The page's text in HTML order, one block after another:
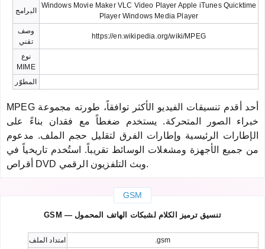
البرامج
Windows Movie Maker VLC Video Player Apple iTunes Quicktime
Player Windows Media Player
وصف
تقني
https://en.wikipedia.org/wiki/MPEG
نوع
MIME
المطوّر
MPEG أحد أقدم تنسيقات الفيديو الأكثر توافقاً، طورته مجموعة
خبراء الصور المتحركة. يستخدم ضغطاً مع فقدان بناءً على
الإطارات الرئيسية وإطارات الفرق لتقليل حجم الملف. مدعوم
من جميع الأجهزة ومشغلات الوسائط تقريباً. استُخدم تاريخياً في
أقراص DVD وبث التلفزيون الرقمي.
GSM
GSM — تنسيق ترميز الكلام لشبكات الهاتف المحمول
امتداد الملف
.gsm